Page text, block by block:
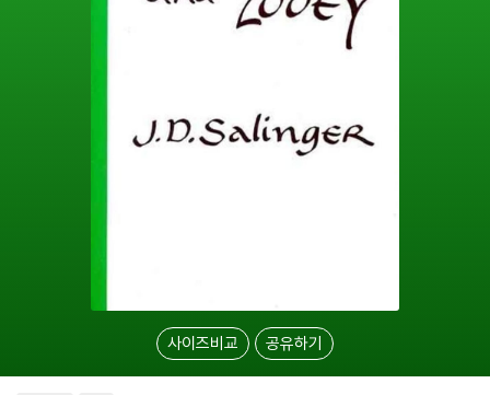
사이즈비교 공유하기